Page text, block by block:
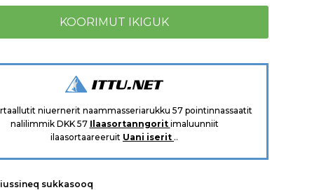
niuernerit naammasseriarukku 57 pointinnassaatit
nalilimmik DKK 57 Ilaasortanngorit imaluunniit
ilaasortaareeruit Uani iserit ..
sukkasooq